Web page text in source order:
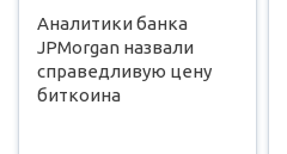
Аналитики банка
JPMorgan назвали
справедливую цену
биткоина